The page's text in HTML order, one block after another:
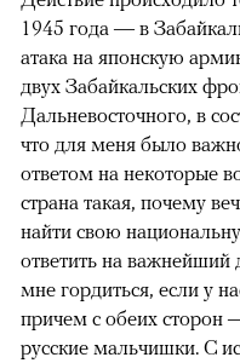
1945 года — в
атака на японскую
двух Забайкальских
Дальневосточного, в
что для меня было
ответом на некоторые
страна такая, почему
найти свою
ответить на важнейший
мне гордиться, если у
причем с обеих сторон
русские мальчишки. С